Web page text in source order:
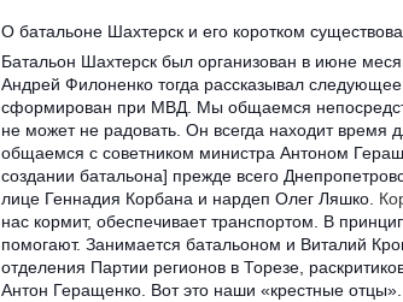
О батальоне Шахтерск и его коротком
Батальон Шахтерск был организован в июне
Андрей Филоненко тогда рассказывал
сформирован при МВД. Мы общаемся
не может не радовать. Он всегда находит время
общаемся с советником министра Антоном
создании батальона] прежде всего
лице Геннадия Корбана и нардеп Олег Ляшко.
нас кормит, обеспечивает транспортом. В
помогают. Занимается батальоном и Виталий
отделения Партии регионов в Торезе,
Антон Геращенко. Вот это наши «крестные отцы».